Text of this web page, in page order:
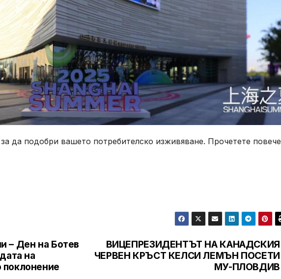
да подобри вашето потребителско изживяване. Прочетете повече
ВИЦЕПРЕЗИДЕНТЪТ НА КАНАДСКИЯ
ЧЕРВЕН КРЪСТ КЕЛСИ ЛЕМЪН ПОСЕТИ
МУ-ПЛОВДИВ
– Ден на Ботев
на
поклонение